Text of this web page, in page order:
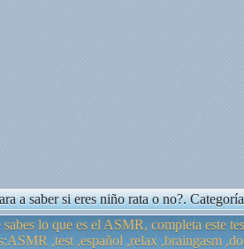
a saber si eres niño rata o no?.
lo que es el ASMR, completa este
,test ,español ,relax ,braingasm